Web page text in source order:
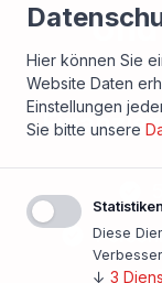
Und
Hier können Sie
Website Daten
Einstellungen
Sie bitte unsere
Statistiken
Diese
↓ 3